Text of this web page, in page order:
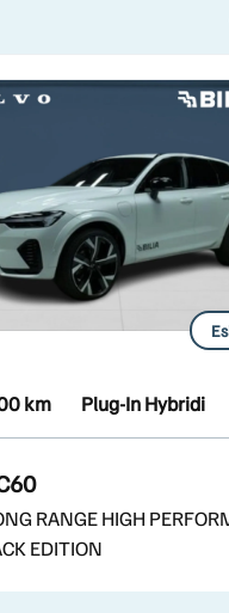
km Plug-In Hybridi
RANGE HIGH
EDITION